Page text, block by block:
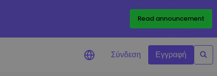
Read announcement
Σύνδεση Εγγραφή